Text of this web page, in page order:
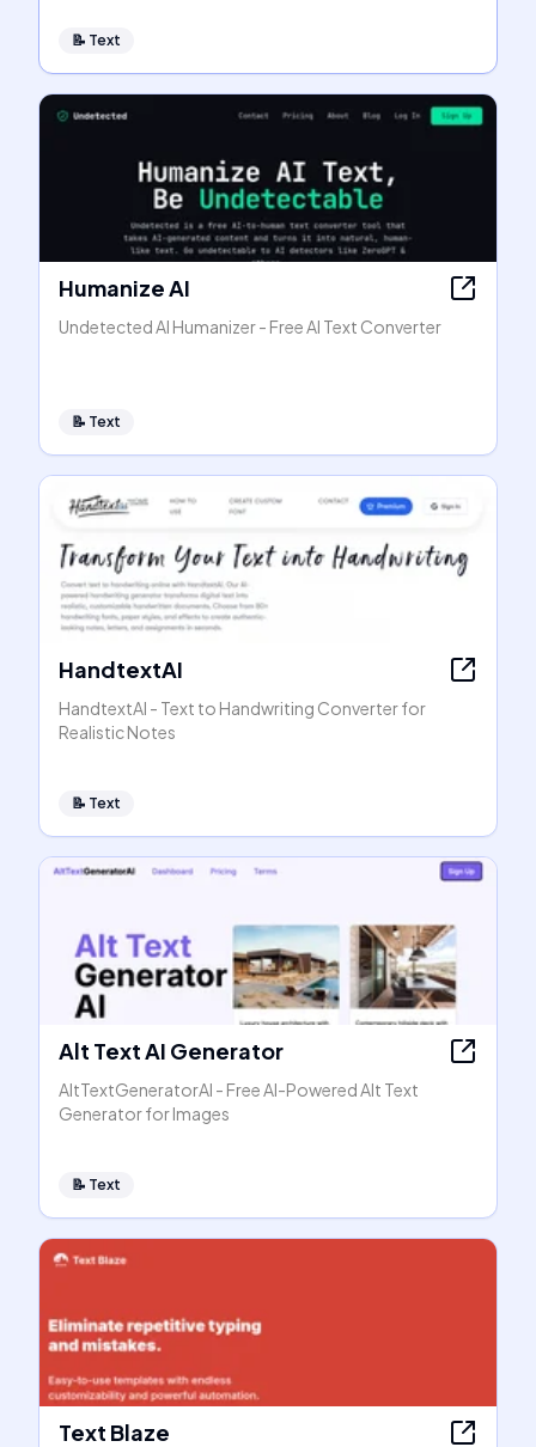
📝 Text
Humanize AI
Undetected AI Humanizer - Free AI Text Converter
📝 Text
HandtextAI
HandtextAI - Text to Handwriting Converter for
Realistic Notes
📝 Text
Alt Text AI Generator
AltTextGeneratorAI - Free AI-Powered Alt Text
Generator for Images
📝 Text
Text Blaze